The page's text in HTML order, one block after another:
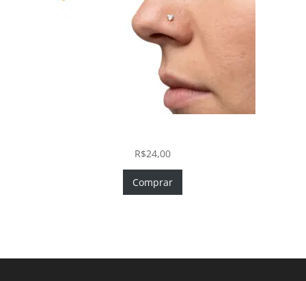
R$24,00
Comprar